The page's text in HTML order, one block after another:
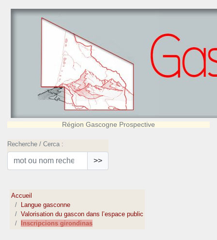
Région Gascogne Prospective
Recherche / Cerca :
>>
Accueil
Langue gasconne
Valorisation du gascon dans l’espace public
Inscripcions girondinas